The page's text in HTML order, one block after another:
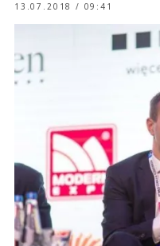
13.07.2018 / 09:41